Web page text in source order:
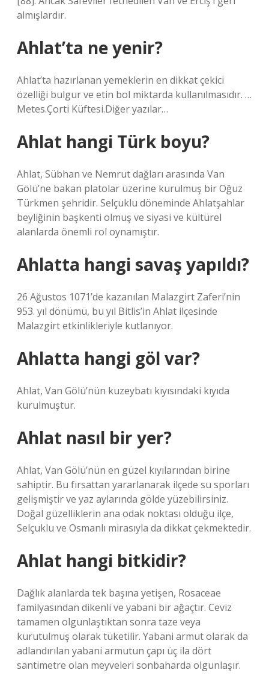
almışlardır.
Ahlat’ta ne yenir?
Ahlat’ta hazırlanan yemeklerin en dikkat çekici
özelliği bulgur ve etin bol miktarda kullanılmasıdır. …
Metes.Çorti Küftesi.Diğer yazılar…
Ahlat hangi Türk boyu?
Ahlat, Sübhan ve Nemrut dağları arasında Van
Gölü’ne bakan platolar üzerine kurulmuş bir Oğuz
Türkmen şehridir. Selçuklu döneminde Ahlatşahlar
beyliğinin başkenti olmuş ve siyasi ve kültürel
alanlarda önemli rol oynamıştır.
Ahlatta hangi savaş yapıldı?
26 Ağustos 1071’de kazanılan Malazgirt Zaferi’nin
953. yıl dönümü, bu yıl Bitlis’in Ahlat ilçesinde
Malazgirt etkinlikleriyle kutlanıyor.
Ahlatta hangi göl var?
Ahlat, Van Gölü’nün kuzeybatı kıyısındaki kıyıda
kurulmuştur.
Ahlat nasıl bir yer?
Ahlat, Van Gölü’nün en güzel kıyılarından birine
sahiptir. Bu fırsattan yararlanarak ilçede su sporları
gelişmiştir ve yaz aylarında gölde yüzebilirsiniz.
Doğal güzelliklerin ana odak noktası olduğu ilçe,
Selçuklu ve Osmanlı mirasıyla da dikkat çekmektedir.
Ahlat hangi bitkidir?
Dağlık alanlarda tek başına yetişen, Rosaceae
familyasından dikenli ve yabani bir ağaçtır. Ceviz
tamamen olgunlaştıktan sonra taze veya
kurutulmuş olarak tüketilir. Yabani armut olarak da
adlandırılan yabani armutun çapı üç ila dört
santimetre olan meyveleri sonbaharda olgunlaşır.